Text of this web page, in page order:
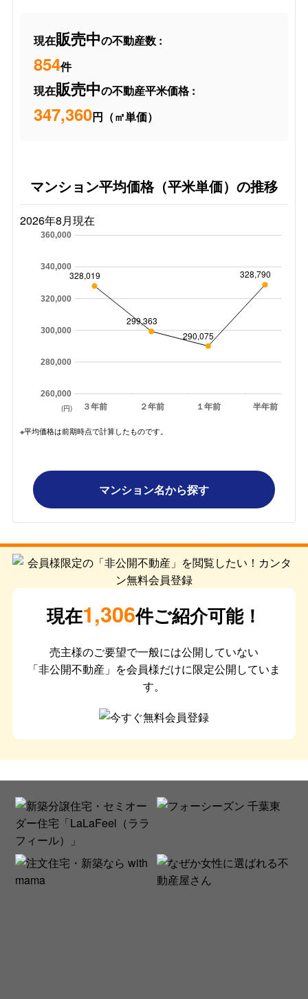
現在販売中の不動産数 :
854件
現在販売中の不動産平米価格 :
347,360円（㎡単価）
マンション平均価格（平米単価）の推移
2026年8月現在
３年前 ２年前 １年前 半年前
260,000
280,000
300,000
320,000
340,000
360,000
328,019
299,363
290,075
328,790
(円)
※平均価格は前期時点で計算したものです。
マンション名から探す
現在1,306件ご紹介可能！
売主様のご要望で一般には公開していない
「非公開不動産」を会員様だけに限定公開していま
す。